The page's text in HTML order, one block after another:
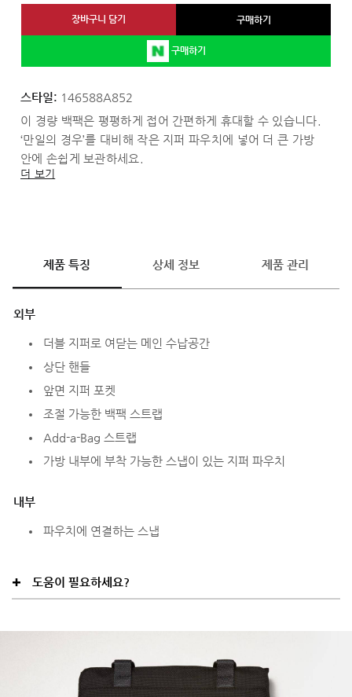
장바구니 담기 구매하기
구매하기
스타일: 146588A852
이 경량 백팩은 평평하게 접어 간편하게 휴대할 수 있습니다.
‘만일의 경우’를 대비해 작은 지퍼 파우치에 넣어 더 큰 가방
안에 손쉽게 보관하세요.
더 보기
제품 특징 상세 정보 제품 관리
외부
더블 지퍼로 여닫는 메인 수납공간
상단 핸들
앞면 지퍼 포켓
조절 가능한 백팩 스트랩
Add-a-Bag 스트랩
가방 내부에 부착 가능한 스냅이 있는 지퍼 파우치
내부
파우치에 연결하는 스냅
도움이 필요하세요?